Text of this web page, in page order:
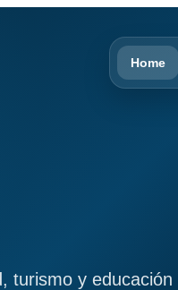
Home
turismo y